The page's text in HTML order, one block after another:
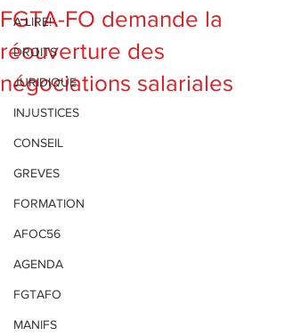
A LIRE!
DROITS
JURIDIQUE
INJUSTICES
CONSEIL
GREVES
FORMATION
AFOC56
AGENDA
FGTAFO
MANIFS
FGTA-FO demande la
réouverture des
négociations salariales